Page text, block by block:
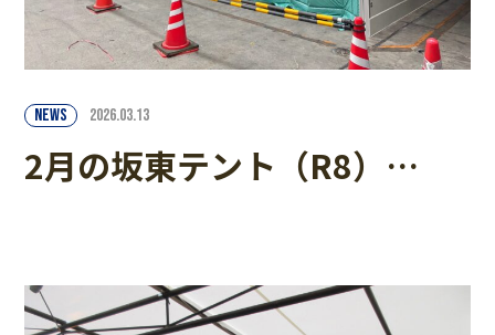
NEWS 2026.03.13
2月の坂東テント（R8）…